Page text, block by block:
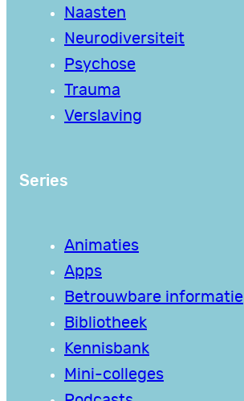
Naasten
Neurodiversiteit
Psychose
Trauma
Verslaving
Series
Animaties
Apps
Betrouwbare informatie
Bibliotheek
Kennisbank
Mini-colleges